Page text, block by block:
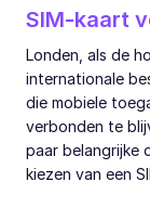
SIM-kaart
Londen, als de
internationale
die mobiele
verbonden te
paar belangrijke
kiezen van een